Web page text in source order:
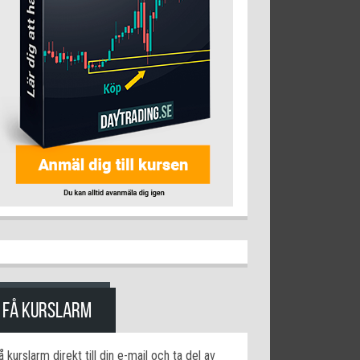
FÅ KURSLARM
kurslarm direkt till din e-mail och ta del av